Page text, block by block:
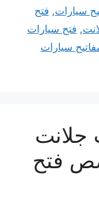
سيارات, فتح
, فتح سيارات
سيارات
جلانت
متخصص فتح